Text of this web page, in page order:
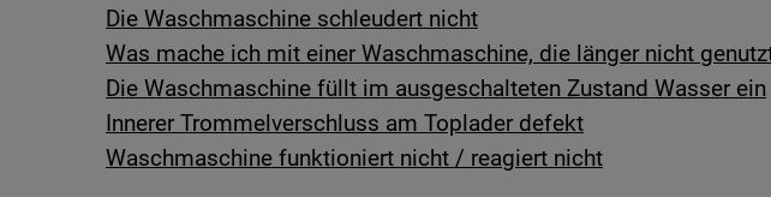
Die Waschmaschine schleudert nicht
Was mache ich mit einer Waschmaschine, die länger nicht
Die Waschmaschine füllt im ausgeschalteten Zustand Wasser ein
Innerer Trommelverschluss am Toplader defekt
Waschmaschine funktioniert nicht / reagiert nicht